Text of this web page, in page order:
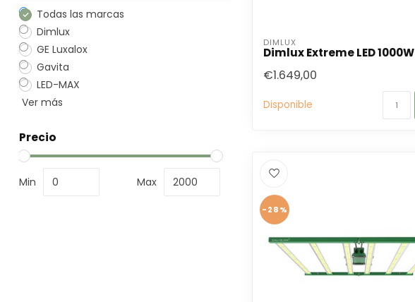
Todas las marcas
Dimlux
GE Luxalox
Gavita
LED-MAX
Ver más
Precio
Min Max
DIMLUX
Dimlux Extreme LED 1000W
€1.649,00
Disponible
-28%